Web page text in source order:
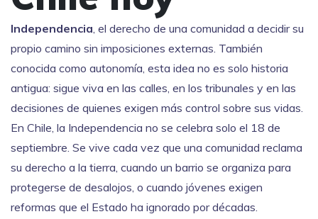
Independencia, el derecho de una comunidad a decidir su
propio camino sin imposiciones externas. También
conocida como autonomía, esta idea no es solo historia
antigua: sigue viva en las calles, en los tribunales y en las
decisiones de quienes exigen más control sobre sus vidas.
En Chile, la Independencia no se celebra solo el 18 de
septiembre. Se vive cada vez que una comunidad reclama
su derecho a la tierra, cuando un barrio se organiza para
protegerse de desalojos, o cuando jóvenes exigen
reformas que el Estado ha ignorado por décadas.